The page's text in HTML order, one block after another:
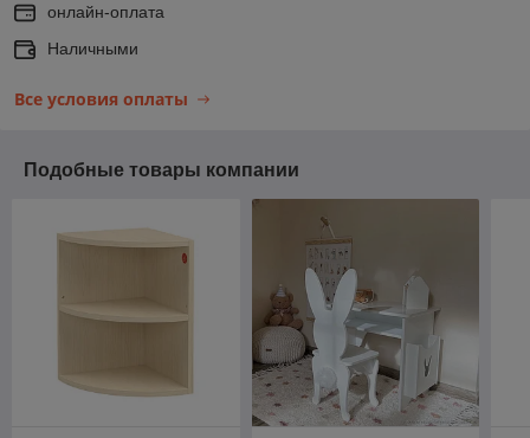
онлайн-оплата
Наличными
Все условия оплаты
Подобные товары компании